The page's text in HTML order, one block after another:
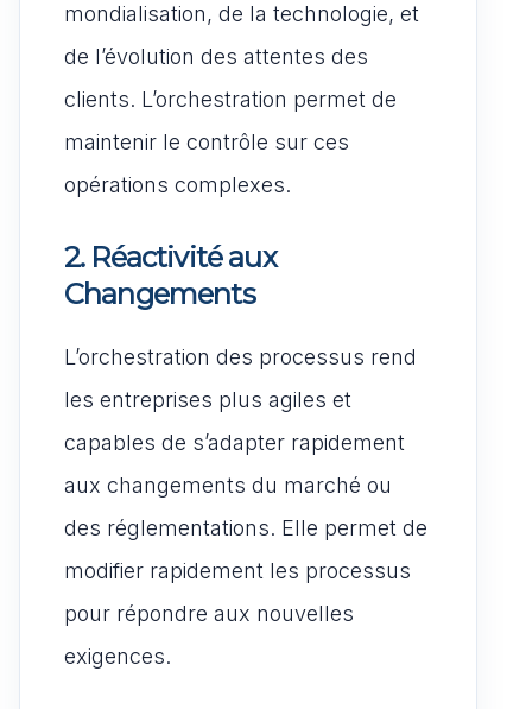
mondialisation, de la technologie, et
de l’évolution des attentes des
clients. L’orchestration permet de
maintenir le contrôle sur ces
opérations complexes.
2. Réactivité aux
Changements
L’orchestration des processus rend
les entreprises plus agiles et
capables de s’adapter rapidement
aux changements du marché ou
des réglementations. Elle permet de
modifier rapidement les processus
pour répondre aux nouvelles
exigences.